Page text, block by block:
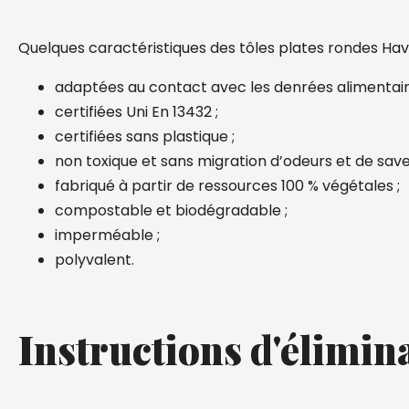
Quelques caractéristiques des tôles plates rondes
adaptées au contact avec les denrées
certifiées Uni En 13432 ;
certifiées sans plastique ;
non toxique et sans migration d’odeurs et de
fabriqué à partir de ressources 100 % végétales ;
compostable et biodégradable ;
imperméable ;
polyvalent.
Instructions